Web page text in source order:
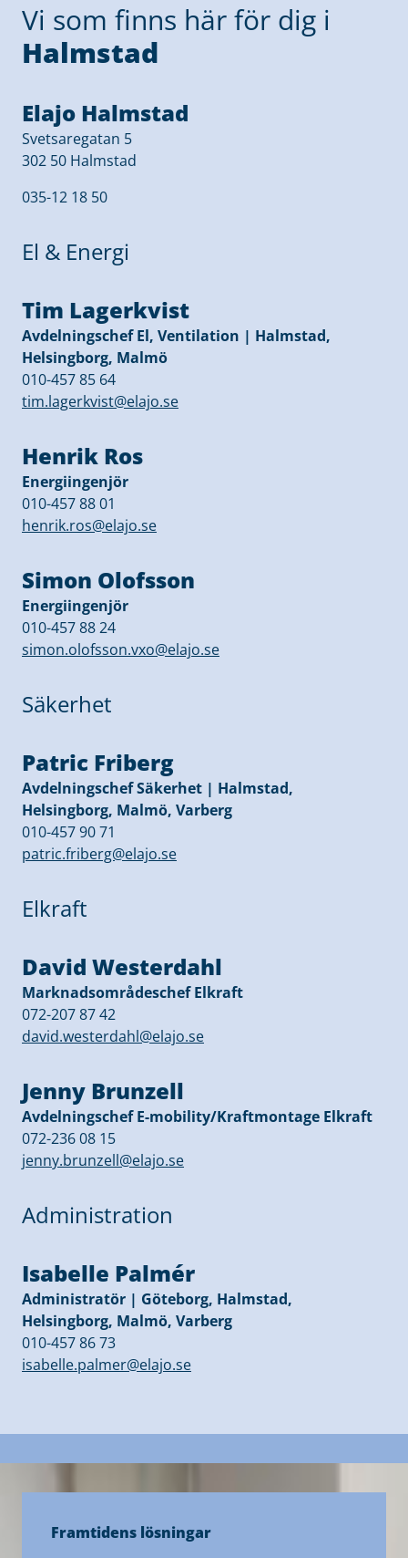
Vi som finns här för dig i
Halmstad
Elajo Halmstad
Svetsaregatan 5
302 50 Halmstad
035-12 18 50
El & Energi
Tim Lagerkvist
Avdelningschef El, Ventilation | Halmstad,
Helsingborg, Malmö
010-457 85 64
tim.lagerkvist@elajo.se
Henrik Ros
Energiingenjör
010-457 88 01
henrik.ros@elajo.se
Simon Olofsson
Energiingenjör
010-457 88 24
simon.olofsson.vxo@elajo.se
Säkerhet
Patric Friberg
Avdelningschef Säkerhet | Halmstad,
Helsingborg, Malmö, Varberg
010-457 90 71
patric.friberg@elajo.se
Elkraft
David Westerdahl
Marknadsområdeschef Elkraft
072-207 87 42
david.westerdahl@elajo.se
Jenny Brunzell
Avdelningschef E-mobility/Kraftmontage Elkraft
072-236 08 15
jenny.brunzell@elajo.se
Administration
Isabelle Palmér
Administratör | Göteborg, Halmstad,
Helsingborg, Malmö, Varberg
010-457 86 73
isabelle.palmer@elajo.se
Framtidens lösningar